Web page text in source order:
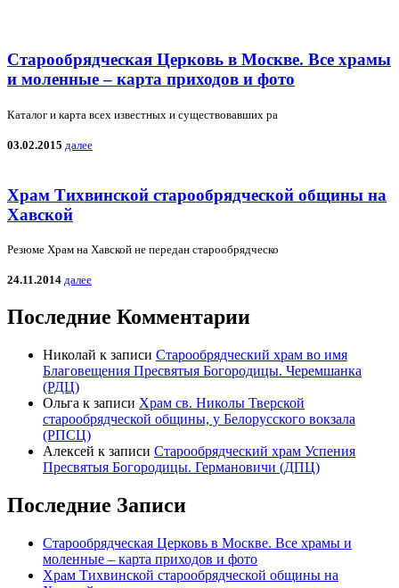
Старообрядческая Церковь в Москве. Все храмы
и моленные – карта приходов и фото
Каталог и карта всех известных и существовавших ра
03.02.2015 далее
Храм Тихвинской старообрядческой общины на
Хавской
Резюме Храм на Хавской не передан старообрядческо
24.11.2014 далее
Последние Комментарии
Николай к записи Старообрядческий храм во имя
Благовещения Пресвятыя Богородицы. Черемшанка
(РДЦ)
Ольга к записи Храм св. Николы Тверской
старообрядческой общины, у Белорусского вокзала
(РПСЦ)
Алексей к записи Старообрядческий храм Успения
Пресвятыя Богородицы. Германовичи (ДПЦ)
Последние Записи
Старообрядческая Церковь в Москве. Все храмы и
моленные – карта приходов и фото
Храм Тихвинской старообрядческой общины на